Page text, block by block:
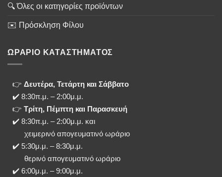
🔍 Όλες οι κατηγορίες προϊόντων
✉️ Πρόσκληση Φίλου
ΩΡΑΡΙΟ ΚΑΤΑΣΤΗΜΑΤΟΣ
👉 Δευτέρα, Τετάρτη και Σάββατο
✔️ 8:30π.μ. – 2:00μ.μ.
👉 Τρίτη, Πέμπτη και Παρασκευή
✔️ 8:30π.μ. – 2:00μ.μ. και
χειμερινό απογευματινό ωράριο
✔️ 5:30μ.μ. – 8:30μ.μ.
θερινό απογευματινό ωράριο
✔️ 6:00μ.μ. – 9:00μ.μ.